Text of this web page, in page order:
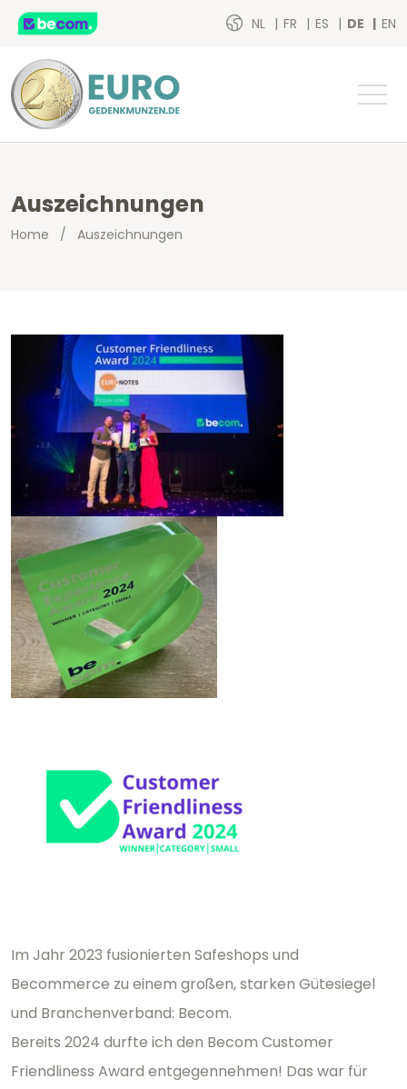
NL FR ES DE EN
Auszeichnungen
Home / Auszeichnungen
Im Jahr 2023 fusionierten Safeshops und
Becommerce zu einem großen, starken Gütesiegel
und Branchenverband: Becom.
Bereits 2024 durfte ich den Becom Customer
Friendliness Award entgegennehmen! Das war für